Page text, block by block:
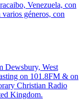
Venezuela, con
géneros, con
Dewsbury, West
on 101.8FM & on
Christian Radio
Kingdom.